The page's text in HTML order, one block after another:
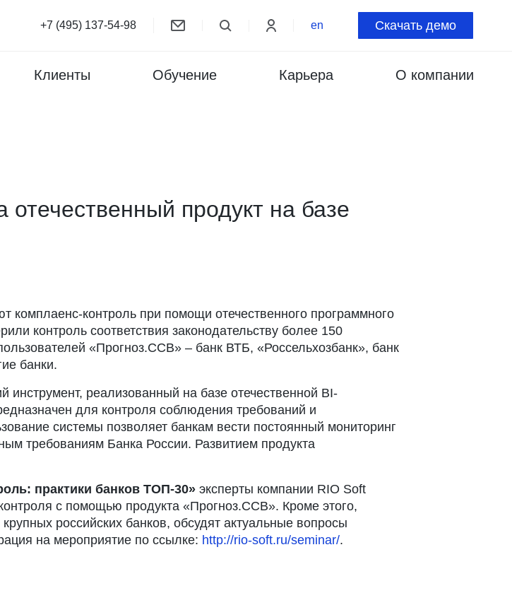
+7 (495) 137-54-98 en Скачать демо
Клиенты Обучение Карьера О компании
отечественный продукт на базе
комплаенс-контроль при помощи отечественного программного
контроль соответствия законодательству более 150
«Прогноз.ССВ» – банк ВТБ, «Россельхозбанк», банк
банки.
реализованный на базе отечественной BI-
для контроля соблюдения требований и
системы позволяет банкам вести постоянный мониторинг
требованиям Банка России. Развитием продукта
практики банков ТОП-30» эксперты компании RIO Soft
с помощью продукта «Прогноз.ССВ». Кроме этого,
российских банков, обсудят актуальные вопросы
на мероприятие по ссылке: http://rio-soft.ru/seminar/.